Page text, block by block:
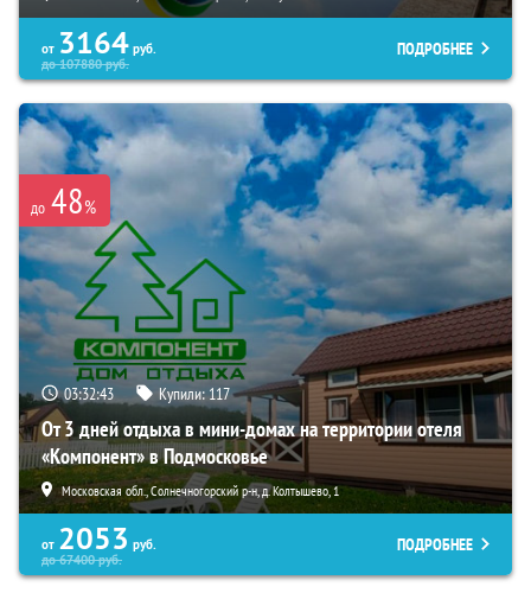
от 3164 руб.
до107880руб.
ПОДРОБНЕЕ
до 48%
03:32:42 Купили: 117
От 3 дней отдыха в мини-домах на территории отеля
«Компонент» в Подмосковье
Московская обл., Солнечногорский р-н, д. Колтышево, 1
от 2053 руб.
до67400руб.
ПОДРОБНЕЕ